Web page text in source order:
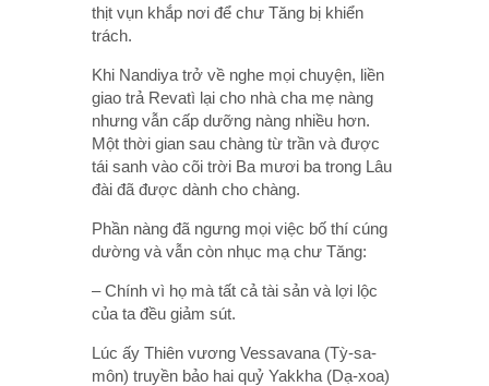
thịt vụn khắp nơi để chư Tăng bị khiển
trách.
Khi Nandiya trở về nghe mọi chuyện, liền
giao trả Revatì lại cho nhà cha mẹ nàng
nhưng vẫn cấp dưỡng nàng nhiều hơn.
Một thời gian sau chàng từ trần và được
tái sanh vào cõi trời Ba mươi ba trong Lâu
đài đã được dành cho chàng.
Phần nàng đã ngưng mọi việc bố thí cúng
dường và vẫn còn nhục mạ chư Tăng:
– Chính vì họ mà tất cả tài sản và lợi lộc
của ta đều giảm sút.
Lúc ấy Thiên vương Vessavana (Tỳ-sa-
môn) truyền bảo hai quỷ Yakkha (Dạ-xoa)